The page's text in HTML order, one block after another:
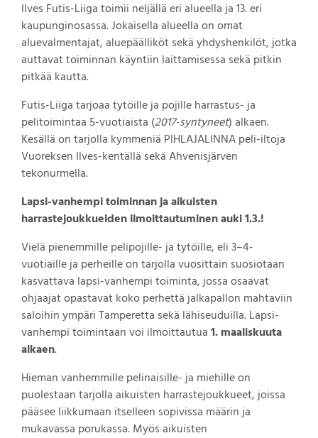
Ilves Futis-Liiga toimii neljällä eri alueella ja 13. eri
kaupunginosassa. Jokaisella alueella on omat
aluevalmentajat, aluepäälliköt sekä yhdyshenkilöt, jotka
auttavat toiminnan käyntiin laittamisessa sekä pitkin
pitkää kautta.
Futis-Liiga tarjoaa tytöille ja pojille harrastus- ja
pelitoimintaa 5-vuotiaista (2017-syntyneet) alkaen.
Kesällä on tarjolla kymmeniä PIHLAJALINNA peli-iltoja
Vuoreksen Ilves-kentällä sekä Ahvenisjärven
tekonurmella.
Lapsi-vanhempi toiminnan ja aikuisten
harrastejoukkueiden ilmoittautuminen auki 1.3.!
Vielä pienemmille pelipojille- ja tytöille, eli 3–4-
vuotiaille ja perheille on tarjolla vuosittain suosiotaan
kasvattava lapsi-vanhempi toiminta, jossa osaavat
ohjaajat opastavat koko perhettä jalkapallon mahtaviin
saloihin ympäri Tamperetta sekä lähiseuduilla. Lapsi-
vanhempi toimintaan voi ilmoittautua1. maaliskuuta
alkaen.
Hieman vanhemmille pelinaisille- ja miehille on
puolestaan tarjolla aikuisten harrastejoukkueet, joissa
pääsee liikkumaan itselleen sopivissa määrin ja
mukavassa porukassa. Myös aikuisten